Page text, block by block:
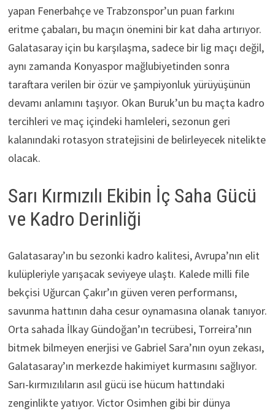
yapan Fenerbahçe ve Trabzonspor’un puan farkını
eritme çabaları, bu maçın önemini bir kat daha artırıyor.
Galatasaray için bu karşılaşma, sadece bir lig maçı değil,
aynı zamanda Konyaspor mağlubiyetinden sonra
taraftara verilen bir özür ve şampiyonluk yürüyüşünün
devamı anlamını taşıyor. Okan Buruk’un bu maçta kadro
tercihleri ve maç içindeki hamleleri, sezonun geri
kalanındaki rotasyon stratejisini de belirleyecek nitelikte
olacak.
Sarı Kırmızılı Ekibin İç Saha Gücü
ve Kadro Derinliği
Galatasaray’ın bu sezonki kadro kalitesi, Avrupa’nın elit
kulüpleriyle yarışacak seviyeye ulaştı. Kalede milli file
bekçisi Uğurcan Çakır’ın güven veren performansı,
savunma hattının daha cesur oynamasına olanak tanıyor.
Orta sahada İlkay Gündoğan’ın tecrübesi, Torreira’nın
bitmek bilmeyen enerjisi ve Gabriel Sara’nın oyun zekası,
Galatasaray’ın merkezde hakimiyet kurmasını sağlıyor.
Sarı-kırmızılıların asıl gücü ise hücum hattındaki
zenginlikte yatıyor. Victor Osimhen gibi bir dünya